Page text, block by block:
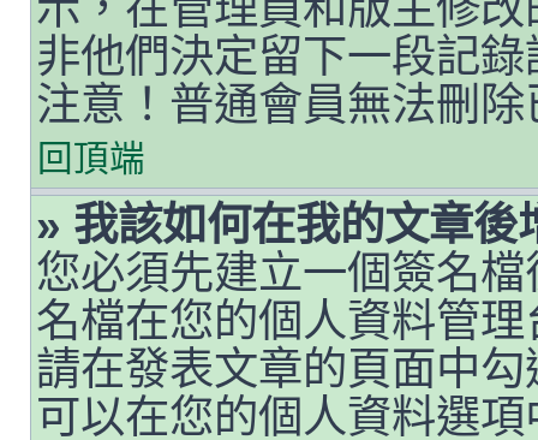
非他們決定留下一段記
注意！普通會員無法刪
回頂端
» 我該如何在我的文章後
您必須先建立一個簽名
名檔在您的個人資料管
請在發表文章的頁面中
可以在您的個人資料選